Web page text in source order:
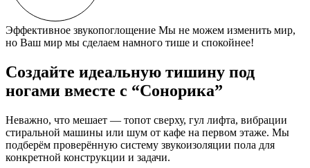
Эффективное звукопоглощение Мы не можем изменить мир,
но Ваш мир мы сделаем намного тише и спокойнее!
Создайте идеальную тишину под
ногами вместе с “Сонорика”
Неважно, что мешает — топот сверху, гул лифта, вибрации
стиральной машины или шум от кафе на первом этаже. Мы
подберём проверённую систему звукоизоляции пола для
конкретной конструкции и задачи.